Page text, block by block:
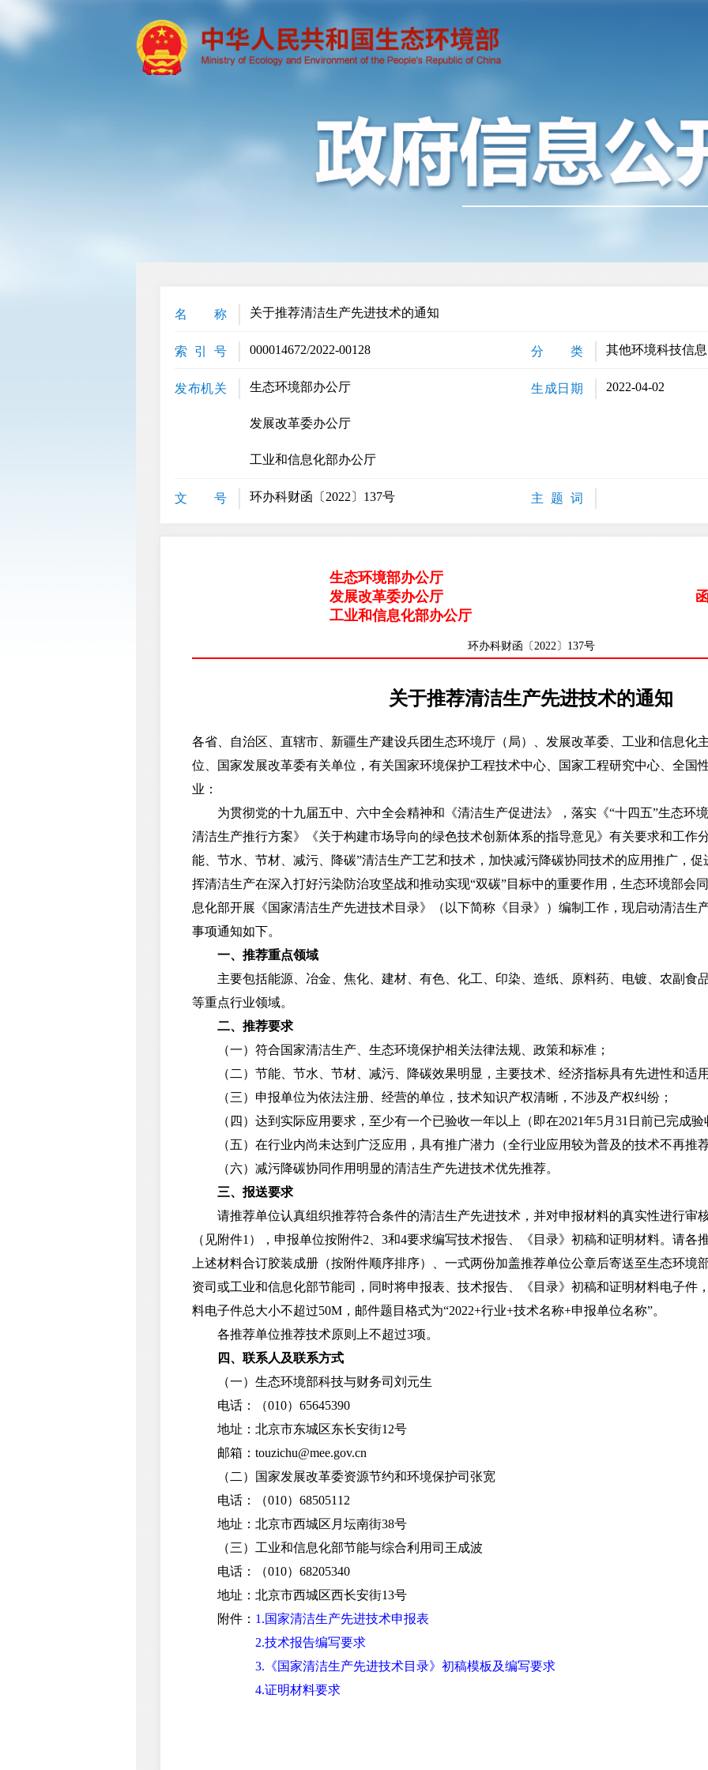
名 称 关于推荐清洁生产先进技术的通知
索 引 号 000014672/2022-00128 分 类 其他环境科技信息
发布机关 生态环境部办公厅
发展改革委办公厅
工业和信息化部办公厅
生成日期 2022-04-02
文 号 环办科财函〔2022〕137号 主 题 词
生态环境部办公厅
发展改革委办公厅
工业和信息化部办公厅
环办科财函〔2022〕137号
关于推荐清洁生产先进技术的通知
各省、自治区、直辖市、新疆生产建设兵团生态环境厅（局）、发展改革委、工业和信息化
位、国家发展改革委有关单位，有关国家环境保护工程技术中心、国家工程研究中心、全国
业：
为贯彻党的十九届五中、六中全会精神和《清洁生产促进法》，落实《“十四五”生态环
清洁生产推行方案》《关于构建市场导向的绿色技术创新体系的指导意见》有关要求和工作
能、节水、节材、减污、降碳”清洁生产工艺和技术，加快减污降碳协同技术的应用推广，
挥清洁生产在深入打好污染防治攻坚战和推动实现“双碳”目标中的重要作用，生态环境部会
息化部开展《国家清洁生产先进技术目录》（以下简称《目录》）编制工作，现启动清洁生
事项通知如下。
一、推荐重点领域
主要包括能源、冶金、焦化、建材、有色、化工、印染、造纸、原料药、电镀、农副食
等重点行业领域。
二、推荐要求
（一）符合国家清洁生产、生态环境保护相关法律法规、政策和标准；
（二）节能、节水、节材、减污、降碳效果明显，主要技术、经济指标具有先进性和适
（三）申报单位为依法注册、经营的单位，技术知识产权清晰，不涉及产权纠纷；
（四）达到实际应用要求，至少有一个已验收一年以上（即在2021年5月31日前已完成验
（五）在行业内尚未达到广泛应用，具有推广潜力（全行业应用较为普及的技术不再推
（六）减污降碳协同作用明显的清洁生产先进技术优先推荐。
三、报送要求
请推荐单位认真组织推荐符合条件的清洁生产先进技术，并对申报材料的真实性进行审
（见附件1），申报单位按附件2、3和4要求编写技术报告、《目录》初稿和证明材料。请各
上述材料合订胶装成册（按附件顺序排序）、一式两份加盖推荐单位公章后寄送至生态环境
资司或工业和信息化部节能司，同时将申报表、技术报告、《目录》初稿和证明材料电子件
料电子件总大小不超过50M，邮件题目格式为“2022+行业+技术名称+申报单位名称”。
各推荐单位推荐技术原则上不超过3项。
四、联系人及联系方式
（一）生态环境部科技与财务司刘元生
电话：（010）65645390
地址：北京市东城区东长安街12号
邮箱：touzichu@mee.gov.cn
（二）国家发展改革委资源节约和环境保护司张宽
电话：（010）68505112
地址：北京市西城区月坛南街38号
（三）工业和信息化部节能与综合利用司王成波
电话：（010）68205340
地址：北京市西城区西长安街13号
附件： 1.国家清洁生产先进技术申报表
2.技术报告编写要求
3.《国家清洁生产先进技术目录》初稿模板及编写要求
4.证明材料要求